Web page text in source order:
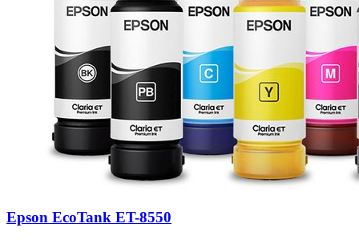
Epson EcoTank ET-8550